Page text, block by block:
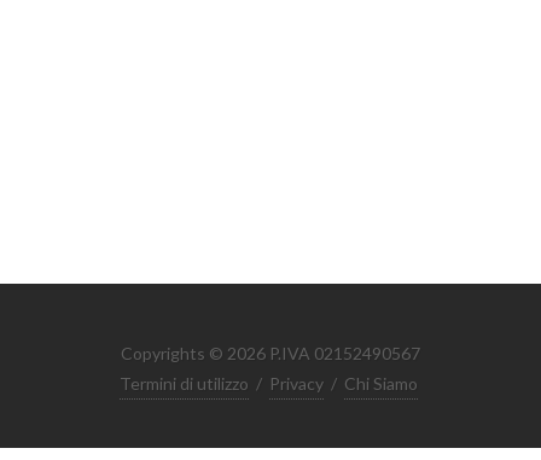
Copyrights © 2026 P.IVA 02152490567
Termini di utilizzo / Privacy / Chi Siamo